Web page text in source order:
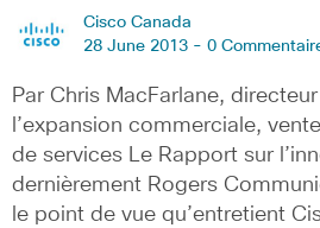
Cisco Canada
28 June 2013 - 0
Par Chris MacFarlane,
l’expansion commerciale,
de services Le Rapport sur
dernièrement Rogers
le point de vue qu’entretient